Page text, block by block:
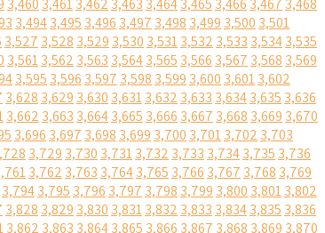
3,460 3,4613,462 3,463 3,4643,465 3,466 3,467 3,468
3,4943,495 3,496 3,497 3,498 3,499 3,500 3,501
3,527 3,528 3,529 3,530 3,5313,532 3,533 3,5343,535
3,5613,562 3,563 3,5643,565 3,566 3,567 3,568 3,569
3,595 3,596 3,597 3,598 3,599 3,600 3,6013,602
3,628 3,629 3,630 3,6313,632 3,633 3,6343,635 3,636
3,662 3,663 3,6643,665 3,666 3,667 3,668 3,669 3,670
3,696 3,697 3,698 3,699 3,700 3,7013,702 3,703
3,729 3,730 3,7313,732 3,733 3,7343,735 3,736
3,762 3,763 3,7643,765 3,766 3,767 3,768 3,769
3,7943,795 3,796 3,797 3,798 3,799 3,800 3,8013,802
3,828 3,829 3,830 3,8313,832 3,833 3,8343,835 3,836
3,862 3,863 3,8643,865 3,866 3,867 3,868 3,869 3,870